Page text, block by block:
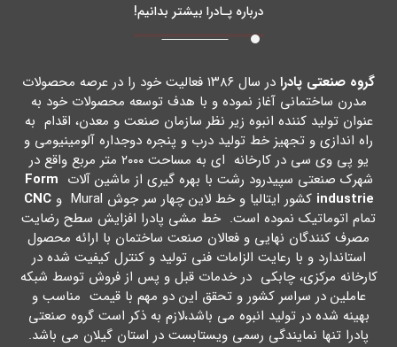
درباره پـادرا بیشتر بدانیم!
گروه صنعتی پادرا
در سال ۱۳۸۶ فعالیت خود را در عرصه محصولات
مدرن ساختمانی آغاز نموده و با هدف توسعه محصولات خود به
عنوان تولید کننده انبوه زیر نظر سازمان صنعت و معدن، اقدام به
راه اندازي و تجهیز خط تولید درب و پنجره دوجداره آلومینیومی و
یو پی وي سی در کارخانه اي به مساحت ۲۰۰۰ متر مربع واقع در
شهرك صنعتی سپیدرود رشت با بهره گیري از ماشین آلات Form
industrie کشور ایتالیا و خط لاین چهار سر جوش Mural و
CNC
تمام اتوماتیک نموده است. خط مشی پادرا افزایش سطح رضایت
مصرف کنندگان نهایی و فعالان صنعت ساختمان با ارائه محصول
استاندارد و با رعایت الزامات فنی تولید و کنترل کیفیت شده در
کارخانه مرکزي، چابکی در خدمات قبل و پس از فروش توسط شبکه
عاملین در سراسر کشور و تحقق این دو مهم با قیمت مناسب و
بهینه شده در تولید انبوه می باشد،لازم به ذکر است گروه صنعتی
پادرا تنها نمایندگی رسمی ویستابست در استان گیلان می باشد.